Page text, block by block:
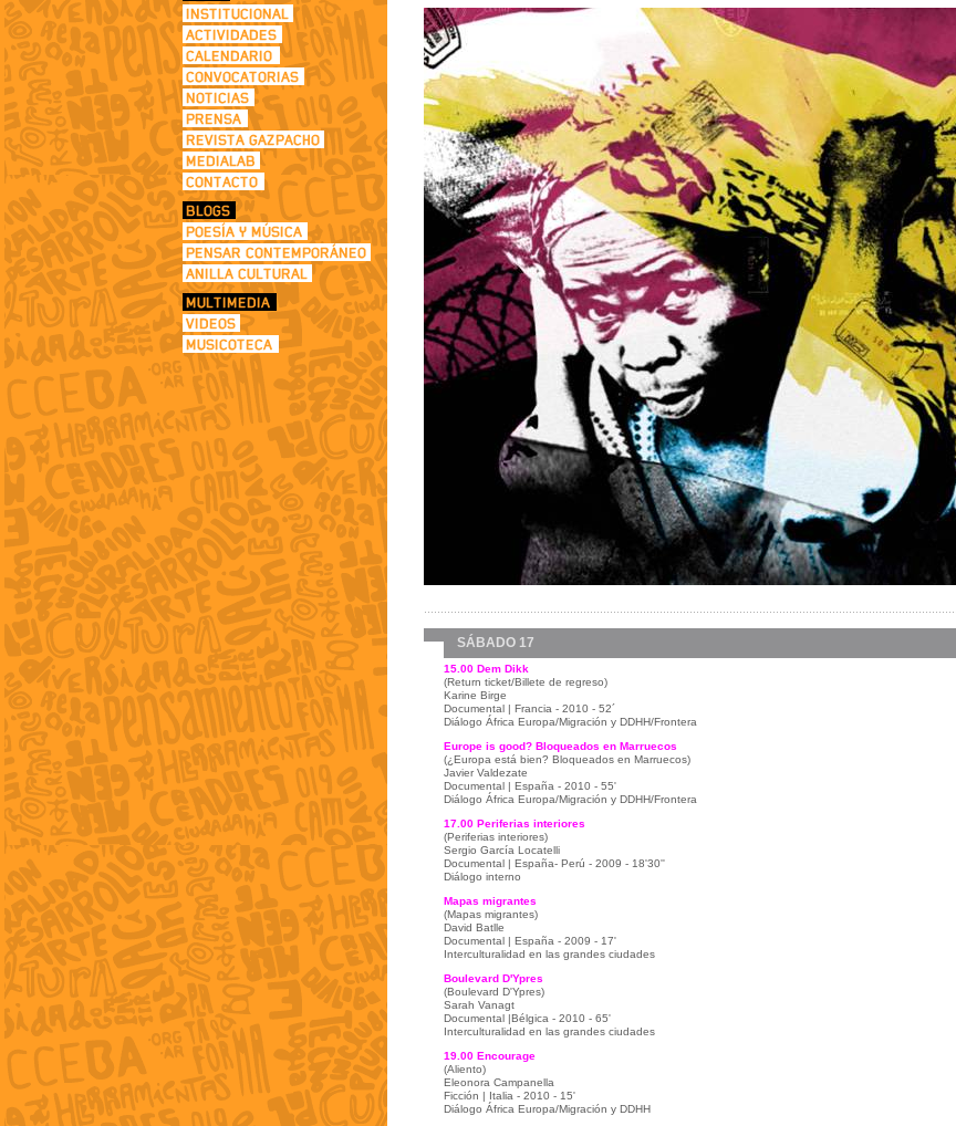
SÁBADO 17
15.00 Dem Dikk
(Return ticket/Billete de regreso)
Karine Birge
Documental | Francia - 2010 - 52´
Diálogo África Europa/Migración y DDHH/Frontera
Europe is good? Bloqueados en Marruecos
(¿Europa está bien? Bloqueados en Marruecos)
Javier Valdezate
Documental | España - 2010 - 55'
Diálogo África Europa/Migración y DDHH/Frontera
17.00 Periferias interiores
(Periferias interiores)
Sergio García Locatelli
Documental | España- Perú - 2009 - 18'30''
Diálogo interno
Mapas migrantes
(Mapas migrantes)
David Batlle
Documental | España - 2009 - 17'
Interculturalidad en las grandes ciudades
Boulevard D'Ypres
(Boulevard D'Ypres)
Sarah Vanagt
Documental |Bélgica - 2010 - 65'
Interculturalidad en las grandes ciudades
19.00 Encourage
(Aliento)
Eleonora Campanella
Ficción | Italia - 2010 - 15'
Diálogo África Europa/Migración y DDHH